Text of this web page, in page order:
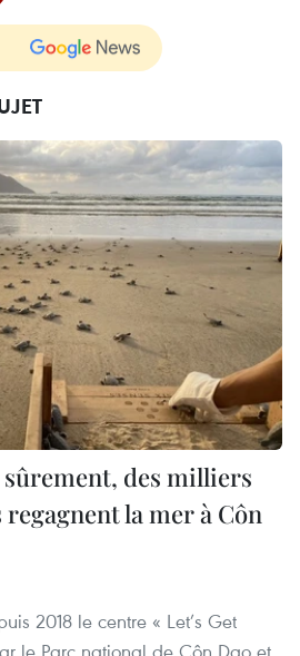
des milliers
la mer à Côn
2018 le centre « Let’s Get
le Parc national de Côn Dao et